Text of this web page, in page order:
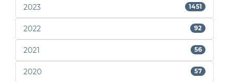
2023 1451
2022 92
2021 56
2020 57